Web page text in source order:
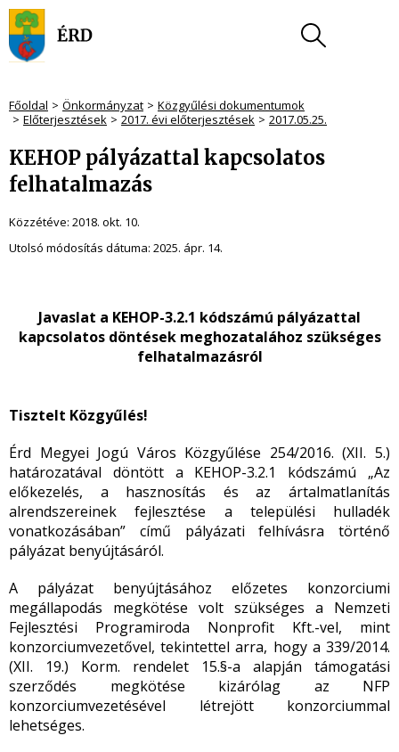
Főoldal Önkormányzat
Közgyűlési dokumentumok
Előterjesztések
2017. évi előterjesztések 2017.05.25.
KEHOP pályázattal kapcsolatos
felhatalmazás
Közzétéve: 2018. okt. 10.
Utolsó módosítás dátuma: 2025. ápr. 14.
Javaslat a KEHOP-3.2.1 kódszámú pályázattal
kapcsolatos döntések meghozatalához szükséges
felhatalmazásról
Tisztelt Közgyűlés!
Érd Megyei Jogú Város Közgyűlése 254/2016. (XII. 5.)
határozatával döntött a KEHOP-3.2.1 kódszámú „Az
előkezelés, a hasznosítás és az ártalmatlanítás
alrendszereinek fejlesztése a települési hulladék
vonatkozásában” című pályázati felhívásra történő
pályázat benyújtásáról.
A pályázat benyújtásához előzetes konzorciumi
megállapodás megkötése volt szükséges a Nemzeti
Fejlesztési Programiroda Nonprofit Kft.-vel, mint
konzorciumvezetővel, tekintettel arra, hogy a 339/2014.
(XII. 19.) Korm. rendelet 15.§-a alapján támogatási
szerződés megkötése kizárólag az NFP
konzorciumvezetésével létrejött konzorciummal
lehetséges.